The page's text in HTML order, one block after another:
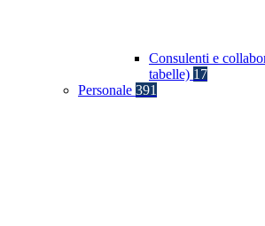
Consulenti e
tabelle) 17
Personale 391